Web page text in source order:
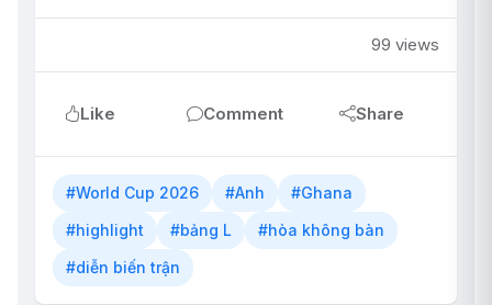
99 views
Like Comment Share
#World Cup 2026 #Anh
#Ghana
#highlight
#bảng L
#hòa không bàn
#diễn biến trận